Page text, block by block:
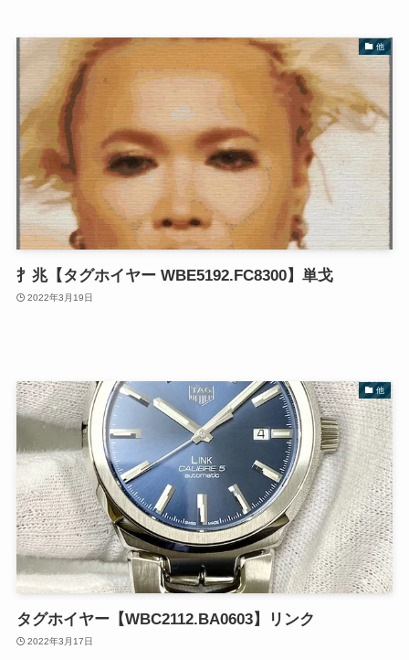
他
扌兆【タグホイヤー WBE5192.FC8300】単戈
2022年3月19日
他
タグホイヤー【WBC2112.BA0603】リンク
2022年3月17日